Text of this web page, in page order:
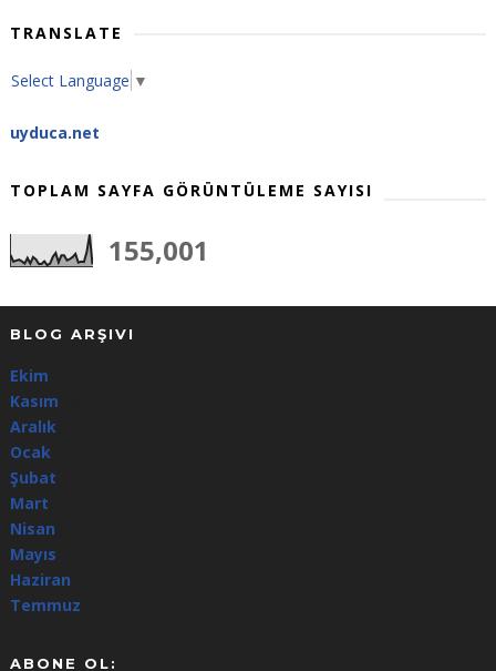
TRANSLATE
Select Language ▼
uyduca.net
TOPLAM SAYFA GÖRÜNTÜLEME SAYISI
155,001
BLOG ARŞIVI
Ekim
Kasım
Aralık(344)
Ocak(100)
Şubat
Mart
Nisan
Mayıs
Haziran
Temmuz
ABONE OL: